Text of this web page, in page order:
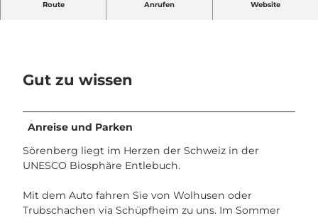
Route Anrufen Website
Gut zu wissen
Anreise und Parken
Sörenberg liegt im Herzen der Schweiz in der
UNESCO Biosphäre Entlebuch.
Mit dem Auto fahren Sie von Wolhusen oder
Trubschachen via Schüpfheim zu uns. Im Sommer